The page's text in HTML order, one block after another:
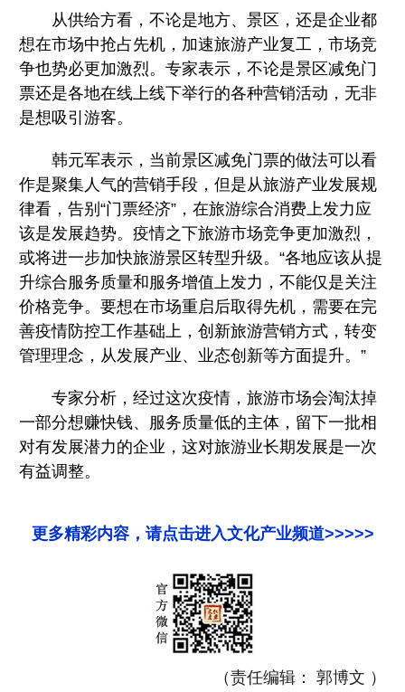
从供给方看，不论是地方、景区，还是企业都
想在市场中抢占先机，加速旅游产业复工，市场竞
争也势必更加激烈。专家表示，不论是景区减免门
票还是各地在线上线下举行的各种营销活动，无非
是想吸引游客。
韩元军表示，当前景区减免门票的做法可以看
作是聚集人气的营销手段，但是从旅游产业发展规
律看，告别“门票经济”，在旅游综合消费上发力应
该是发展趋势。疫情之下旅游市场竞争更加激烈，
或将进一步加快旅游景区转型升级。“各地应该从提
升综合服务质量和服务增值上发力，不能仅是关注
价格竞争。要想在市场重启后取得先机，需要在完
善疫情防控工作基础上，创新旅游营销方式，转变
管理理念，从发展产业、业态创新等方面提升。”
专家分析，经过这次疫情，旅游市场会淘汰掉
一部分想赚快钱、服务质量低的主体，留下一批相
对有发展潜力的企业，这对旅游业长期发展是一次
有益调整。
更多精彩内容，请点击进入文化产业频道>>>>>
（责任编辑： 郭博文 ）